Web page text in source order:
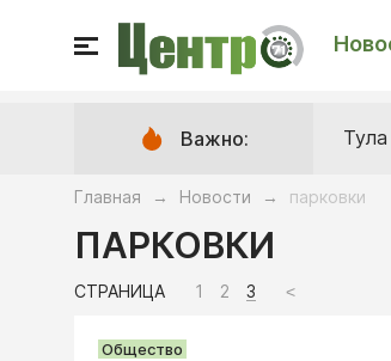
Важно:
Главная → Новости → парковки
ПАРКОВКИ
СТРАНИЦА 1 2 3 <
Общество